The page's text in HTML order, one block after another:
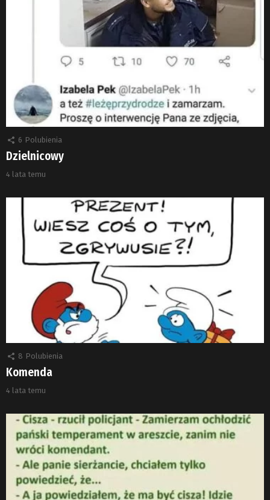
6 Polubienia
Dzielnicowy
4 lata temu
8 Polubienia
Komenda
4 lata temu